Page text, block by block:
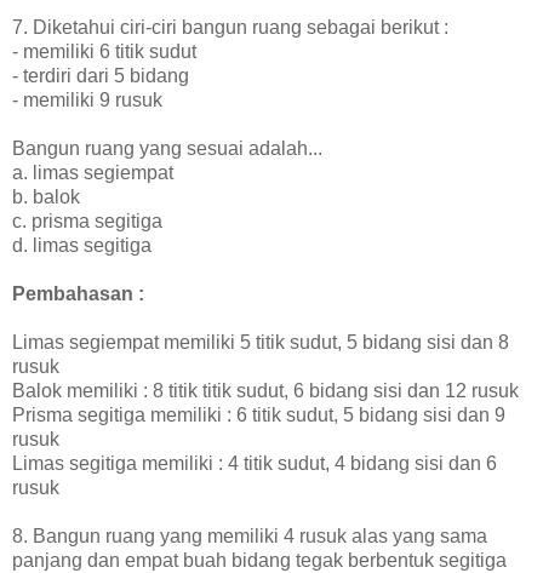
7. Diketahui ciri-ciri bangun ruang sebagai berikut :
- memiliki 6 titik sudut
- terdiri dari 5 bidang
- memiliki 9 rusuk
Bangun ruang yang sesuai adalah...
a. limas segiempat
b. balok
c. prisma segitiga
d. limas segitiga
Pembahasan :
Limas segiempat memiliki 5 titik sudut, 5 bidang sisi dan 8
rusuk
Balok memiliki : 8 titik titik sudut, 6 bidang sisi dan 12 rusuk
Prisma segitiga memiliki : 6 titik sudut, 5 bidang sisi dan 9
rusuk
Limas segitiga memiliki : 4 titik sudut, 4 bidang sisi dan 6
rusuk
8. Bangun ruang yang memiliki 4 rusuk alas yang sama
panjang dan empat buah bidang tegak berbentuk segitiga